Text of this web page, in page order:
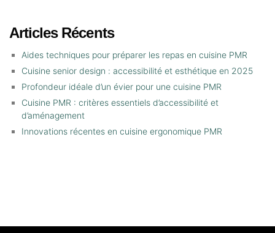
Articles Récents
Aides techniques pour préparer les repas en cuisine PMR
Cuisine senior design : accessibilité et esthétique en 2025
Profondeur idéale d’un évier pour une cuisine PMR
Cuisine PMR : critères essentiels d’accessibilité et
d’aménagement
Innovations récentes en cuisine ergonomique PMR